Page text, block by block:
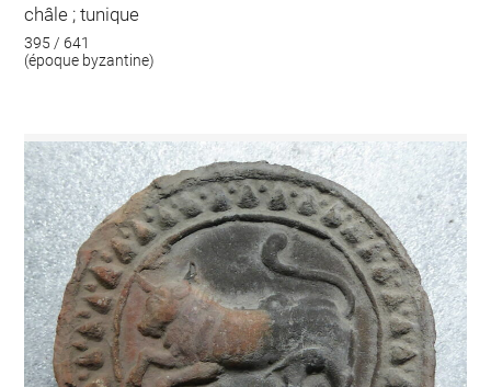
châle ; tunique
395 / 641
(époque byzantine)